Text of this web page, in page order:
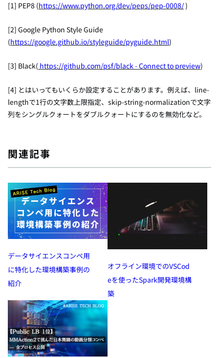
[1] PEP8 (https://www.python.org/dev/peps/pep-0008/)
[2] Google Python Style Guide
(https://google.github.io/styleguide/pyguide.html)
[3] Black( https://github.com/psf/black- Connect to preview)
[4] とはいってもいくらか設定することがあります。例えば、line-
lengthで1行の文字数上限指定、skip-string-normalizationで文字
列をシングルクォートをダブルクォートにするのを無効化など。
関連記事
データサイエンスコンペ用
に特化した環境構築事例の
紹介
オフライン環境でのVSCod
eを使ったSpark開発環境構
築